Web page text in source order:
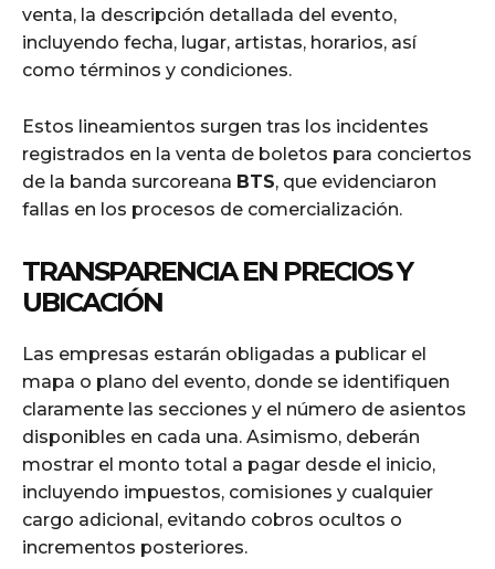
venta, la descripción detallada del evento,
incluyendo fecha, lugar, artistas, horarios, así
como términos y condiciones.
Estos lineamientos surgen tras los incidentes
registrados en la venta de boletos para conciertos
de la banda surcoreana BTS, que evidenciaron
fallas en los procesos de comercialización.
TRANSPARENCIA EN PRECIOS Y
UBICACIÓN
Las empresas estarán obligadas a publicar el
mapa o plano del evento, donde se identifiquen
claramente las secciones y el número de asientos
disponibles en cada una. Asimismo, deberán
mostrar el monto total a pagar desde el inicio,
incluyendo impuestos, comisiones y cualquier
cargo adicional, evitando cobros ocultos o
incrementos posteriores.